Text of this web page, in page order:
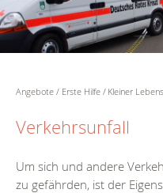
Angebote Erste Hilfe Kleiner
Verkehrsunfall
Um sich und andere
zu gefährden, ist der